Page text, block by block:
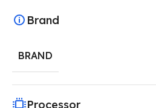
Brand
BRAND
Processor